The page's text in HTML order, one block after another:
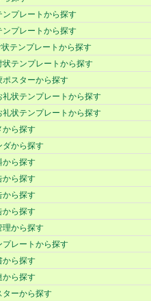
ンプレートから探す
ンプレートから探す
状テンプレートから探す
状テンプレートから探す
ポスターから探す
礼状テンプレートから探す
礼状テンプレートから探す
から探す
ダから探す
から探す
から探す
から探す
から探す
理から探す
プレートから探す
から探す
から探す
ターから探す